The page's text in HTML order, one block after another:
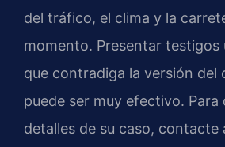
del tráfico, el clima y la
momento. Presentar testigos
que contradiga la versión del
puede ser muy efectivo. Para
detalles de su caso, contacte